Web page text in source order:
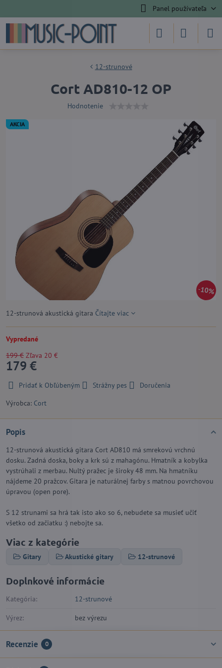
Panel používateľa
AKCIA
10%
12-strunové
Cort AD810-12 OP
Hodnotenie
12-strunová akustická gitara Čítajte viac
Vypredané
199 € Zľava 20 €
179 €
Pridať k Obľúbeným Strážny pes
Doručenia
Výrobca: Cort
Popis
12-strunová akustická gitara Cort AD810 má smrekovú vrchnú
dosku. Zadná doska, boky a krk sú z mahagónu. Hmatník a kobylka
vystrúhali z merbau. Nultý pražec je široky 48 mm. Na hmatníku
nájdeme 20 pražcov. Gitara je naturálnej farby s matnou povrchovou
úpravou (open pore).
S 12 strunami sa hrá tak isto ako so 6, nebudete sa musieť učiť
všetko od začiatku :) nebojte sa.
Viac z kategórie
Gitary Akustické gitary 12-strunové
Doplnkové informácie
Kategória: 12-strunové
Výrez: bez výrezu
Recenzie 0